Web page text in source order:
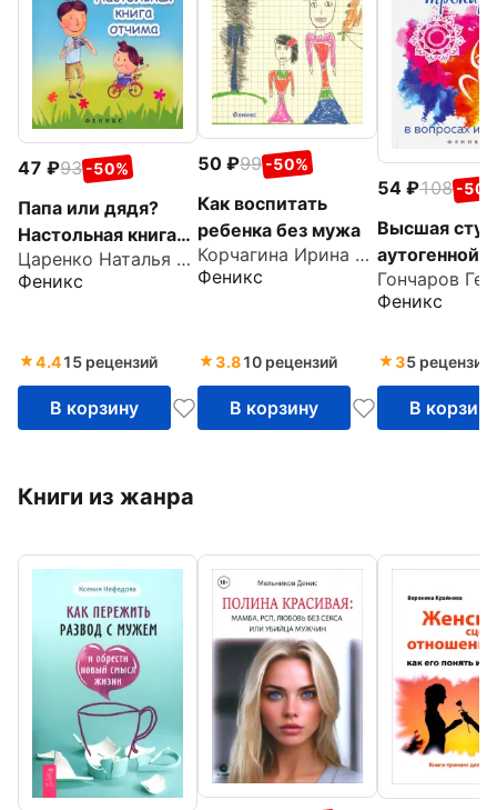
47 93 -50%
Папа или дядя?
Настольная книга
отчима
Царенко Наталья Владимировна
Феникс
4.415 рецензий
В корзину
50 99 -50%
Как воспитать
ребенка без мужа
Корчагина Ирина Леонидовна
Феникс
3.810 рецензий
В корзину
54 108 -
Высшая
аутогенной
тренировки в
вопросах и
Феникс
35 рецензий
В корзину
Книги из жанра